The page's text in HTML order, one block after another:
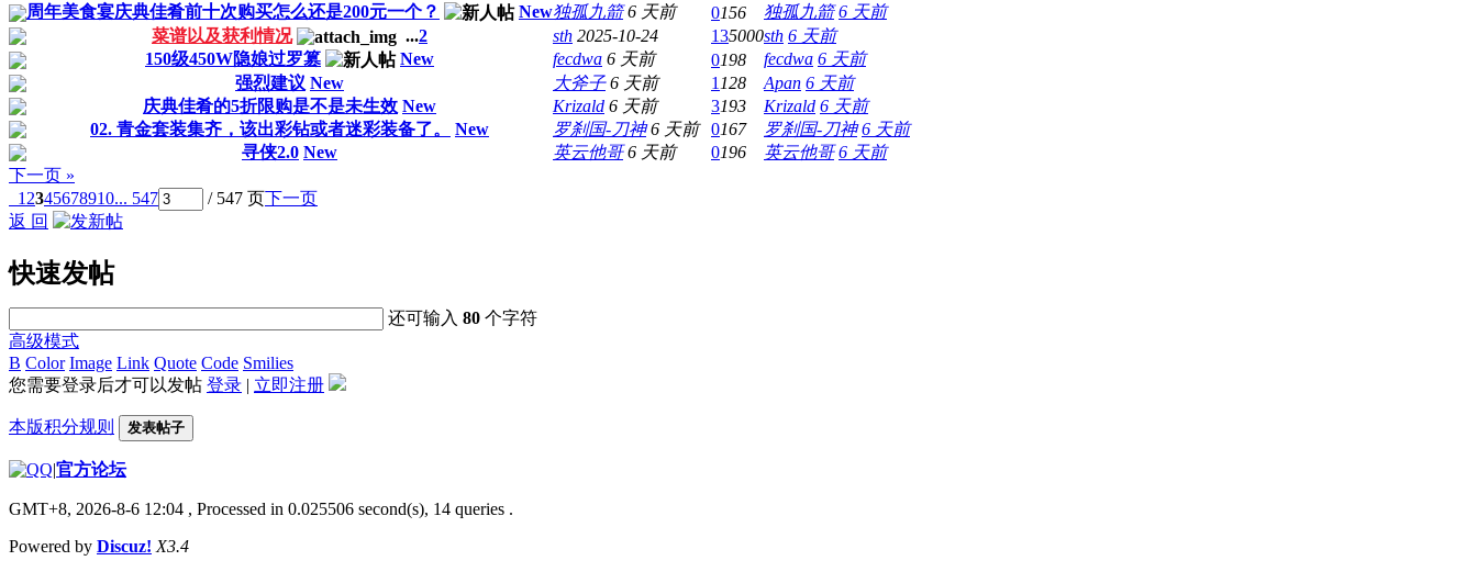
周年美食宴庆典佳肴前十次购买怎么还是200元一个？
New独孤九箭 6 天前 0156 独孤九箭 6 天前
菜谱以及获利情况
...2 sth 2025-10-24 135000sth 6 天前
150级450W隐娘过罗篡
New fecdwa 6 天前 0198 fecdwa 6 天前
强烈建议 New 大斧子 6 天前 1 128 Apan 6 天前
庆典佳肴的5折限购是不是未生效 New Krizald 6 天前 3193 Krizald 6 天前
02. 青金套装集齐，该出彩钻或者迷彩装备了。
New 罗刹国-刀神 6 天前 0167 罗刹国-刀神 6 天前
寻侠2.0 New 英云他哥 6 天前 0196 英云他哥 6 天前
下一页 »
1 2345678910... 547 / 547 页下一页
返 回
快速发帖
还可输入80 个字符
高级模式
B Color Image Link Quote Code Smilies
您需要登录后才可以发帖 登录 | 立即注册
本版积分规则 发表帖子
|官方论坛
GMT+8, 2026-8-6 12:04 , Processed in 0.025506 second(s), 14 queries .
Powered by Discuz! X3.4